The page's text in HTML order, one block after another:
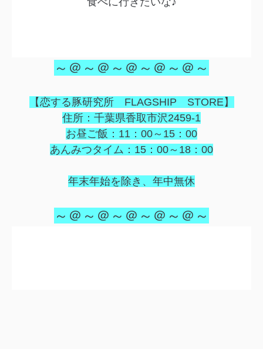
～＠～＠～＠～＠～＠～
【恋する豚研究所 FLAGSHIP STORE】
住所：千葉県香取市沢2459-1
お昼ご飯：11：00～15：00
あんみつタイム：15：00～18：00
年末年始を除き、年中無休
～＠～＠～＠～＠～＠～